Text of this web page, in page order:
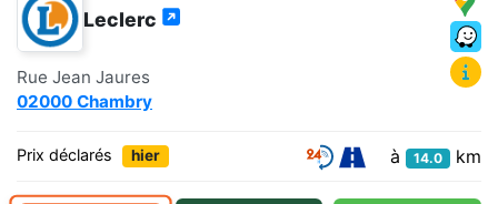
Leclerc
Rue Jean Jaures
02000 Chambry
Prix déclarés hier à 14.0 km